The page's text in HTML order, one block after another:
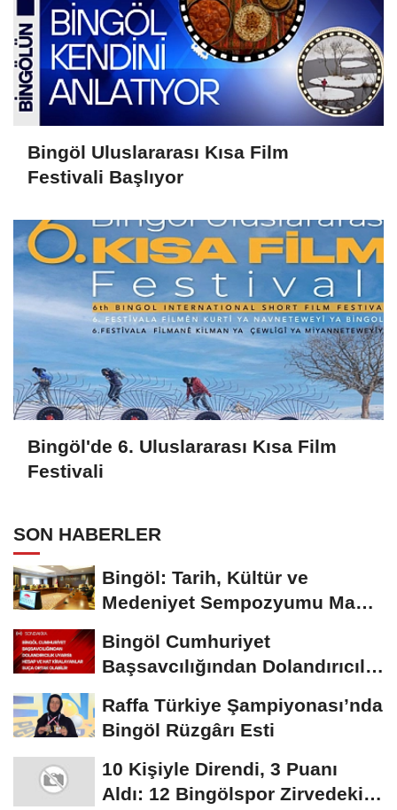
Bingöl Uluslararası Kısa Film
Festivali Başlıyor
Bingöl'de 6. Uluslararası Kısa Film
Festivali
SON HABERLER
Bingöl: Tarih, Kültür ve
Medeniyet Sempozyumu Mayıs
Bingöl Cumhuriyet
Başsavcılığından Dolandırıcılık
Raffa Türkiye Şampiyonası’nda
Bingöl Rüzgârı Esti
10 Kişiyle Direndi, 3 Puanı
Aldı: 12 Bingölspor Zirvedeki